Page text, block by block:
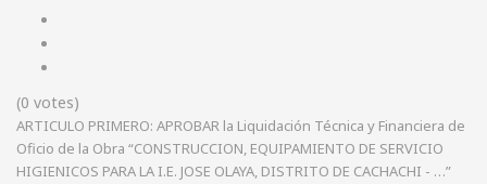
(0 votes)
ARTICULO PRIMERO: APROBAR la Liquidación Técnica y Financiera de
Oficio de la Obra “CONSTRUCCION, EQUIPAMIENTO DE SERVICIO
HIGIENICOS PARA LA I.E. JOSE OLAYA, DISTRITO DE CACHACHI - …”